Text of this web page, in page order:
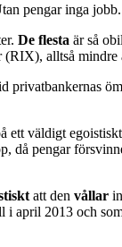
pengar inga
De flesta är så
(RIX), alltså mindre
privatbankernas
ett väldigt
då pengar
att den vållar
april 2013 och